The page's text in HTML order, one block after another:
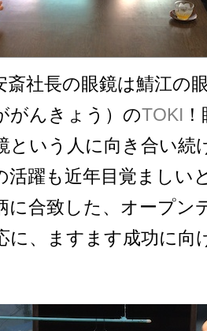
斎社長の眼鏡は鯖江の
がんきょう）のTOKI
という人に向き合い続
活躍も近年目覚ましい
に合致した、オープン
に、ますます成功に向